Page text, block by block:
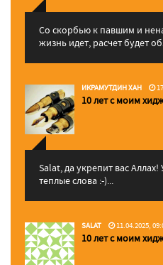
Со скорбью к павшим и
жизнь идет, расчет будет
ИКРАМУТДИН ХАН
10 лет с моим
Salat, да укрепит вас Аллаx!
теплые слова :-)...
SALAT 11.04.2025,
10 лет с моим